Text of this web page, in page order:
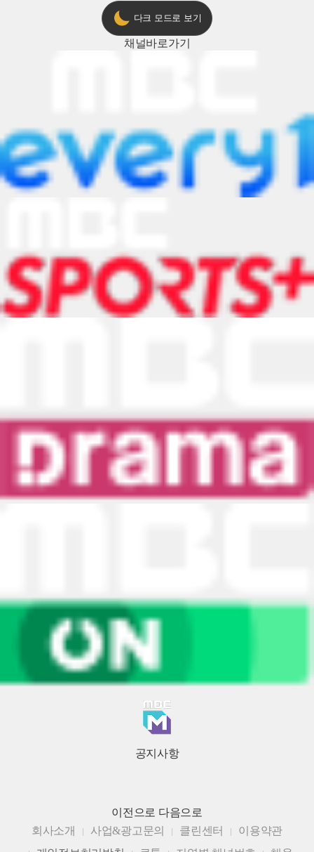
다크 모드로 보기
채널바로가기
공지사항
이전으로 다음으로
회사소개
사업&광고문의 클린센터
이용약관